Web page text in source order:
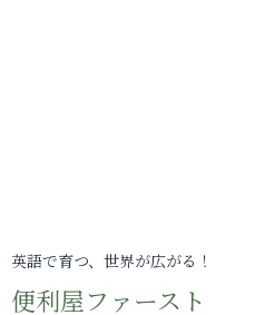
英語で育つ、世界が広がる！
便利屋ファースト